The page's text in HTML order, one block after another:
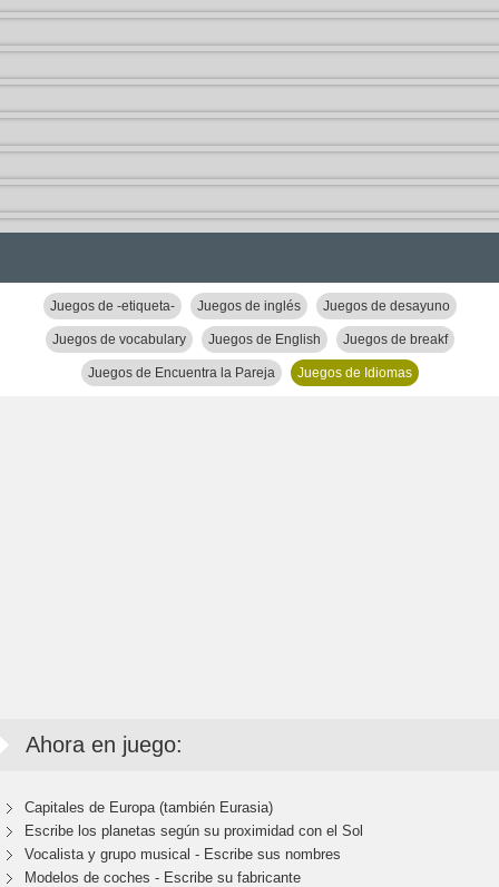
Juegos de -etiqueta- Juegos de inglés Juegos de desayuno
Juegos de vocabulary Juegos de English Juegos de breakf
Juegos de Encuentra la Pareja Juegos de Idiomas
Ahora en juego:
Capitales de Europa (también Eurasia)
Escribe los planetas según su proximidad con el Sol
Vocalista y grupo musical - Escribe sus nombres
Modelos de coches - Escribe su fabricante